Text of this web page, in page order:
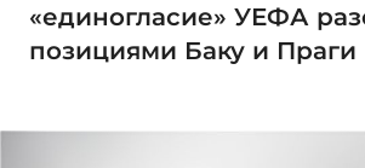
«единогласие» УЕФА
позициями Баку и Праги